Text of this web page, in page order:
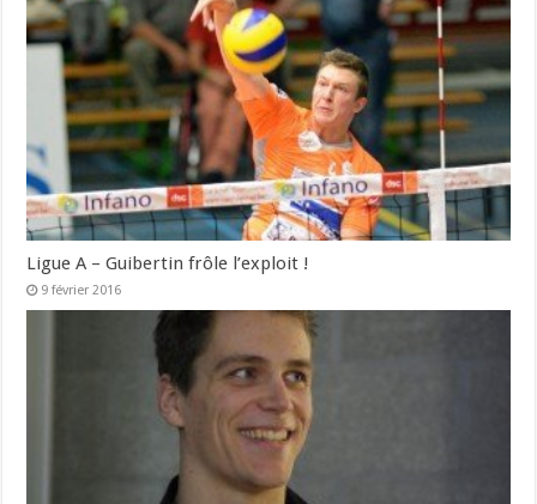
Ligue A – Guibertin frôle l’exploit !
9 février 2016